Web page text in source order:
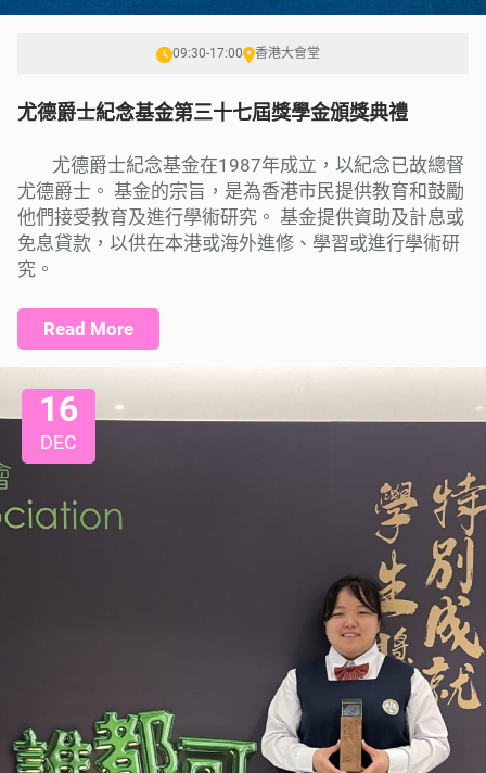
09:30-17:00 香港大會堂
尤德爵士紀念基金第三十七屆獎學金頒獎典禮
尤德爵士紀念基金在1987年成立，以紀念已故總督
尤德爵士。 基金的宗旨，是為香港市民提供教育和鼓勵
他們接受教育及進行學術研究。 基金提供資助及計息或
免息貸款，以供在本港或海外進修、學習或進行學術研
究。
Read More
16
DEC